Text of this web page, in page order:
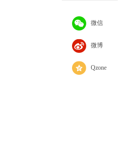
微信
微博
Qzone